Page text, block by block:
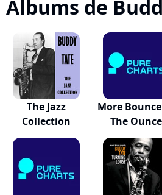
Albums de
The Jazz
Collection
More
The Ounce